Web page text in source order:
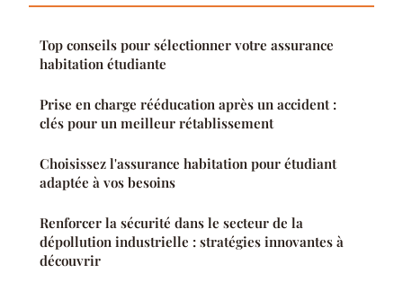
Top conseils pour sélectionner votre assurance
habitation étudiante
Prise en charge rééducation après un accident :
clés pour un meilleur rétablissement
Choisissez l'assurance habitation pour étudiant
adaptée à vos besoins
Renforcer la sécurité dans le secteur de la
dépollution industrielle : stratégies innovantes à
découvrir